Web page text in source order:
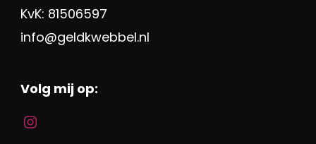
KvK: 81506597
info@geldkwebbel.nl
Volg mij op: